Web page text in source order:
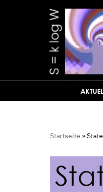
Startseite »